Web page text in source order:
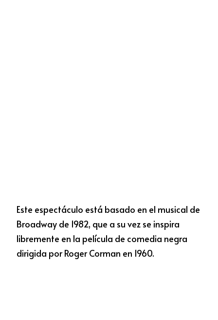
Este espectáculo está basado en el musical de
Broadway de 1982, que a su vez se inspira
libremente en la película de comedia negra
dirigida por Roger Corman en 1960.